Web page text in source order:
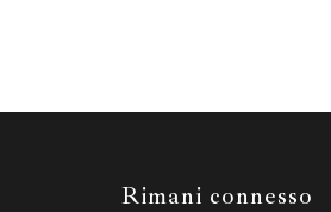
Rimani connesso